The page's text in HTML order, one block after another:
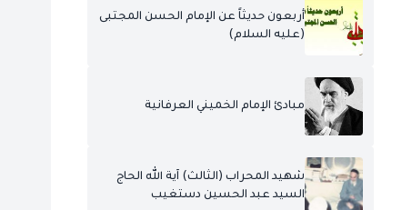
أربعون حديثاً عن الإمام الحسن المجتبى
(عليه السلام)
مبادئ الإمام الخميني العرفانية
شهيد المحراب (الثالث) آية الله الحاج
السيد عبد الحسين دستغيب